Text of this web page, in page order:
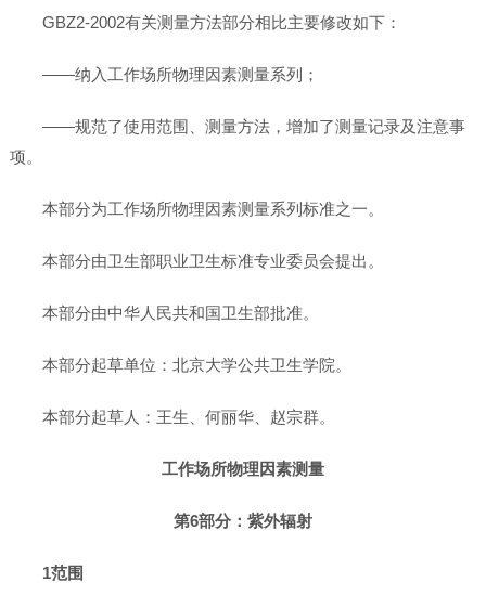
GBZ2-2002有关测量方法部分相比主要修改如下：
——纳入工作场所物理因素测量系列；
——规范了使用范围、测量方法，增加了测量记录及注意事
项。
本部分为工作场所物理因素测量系列标准之一。
本部分由卫生部职业卫生标准专业委员会提出。
本部分由中华人民共和国卫生部批准。
本部分起草单位：北京大学公共卫生学院。
本部分起草人：王生、何丽华、赵宗群。
工作场所物理因素测量
第6部分：紫外辐射
1范围